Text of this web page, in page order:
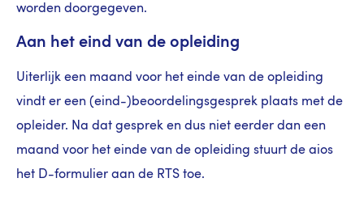
worden doorgegeven.
Aan het eind van de opleiding
Uiterlijk een maand voor het einde van de opleiding
vindt er een (eind-)beoordelingsgesprek plaats met de
opleider. Na dat gesprek en dus niet eerder dan een
maand voor het einde van de opleiding stuurt de aios
het D-formulier aan de RTS toe.